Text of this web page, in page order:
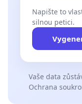
Napište to
silnou petici.
Vaše data
Ochrana